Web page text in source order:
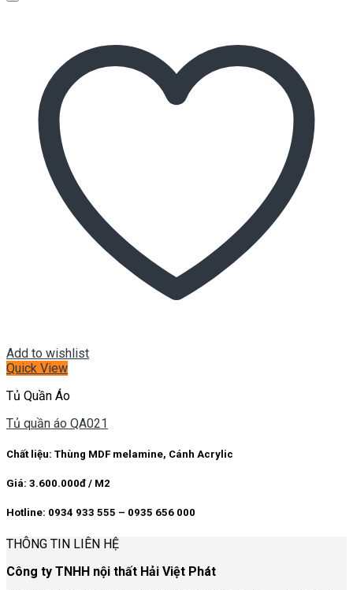
Add to wishlist
Quick View
Tủ Quần Áo
Tủ quần áo QA021
Chất liệu: Thùng MDF melamine, Cánh Acrylic
Giá: 3.600.000đ / M2
Hotline: 0934 933 555 – 0935 656 000
THÔNG TIN LIÊN HỆ
Công ty TNHH nội thất Hải Việt Phát